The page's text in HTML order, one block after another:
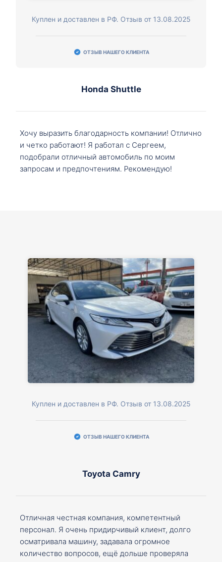
Куплен и доставлен в РФ. Отзыв от 13.08.2025
ОТЗЫВ НАШЕГО КЛИЕНТА
Honda Shuttle
Хочу выразить благодарность компании! Отлично
и четко работают! Я работал с Сергеем,
подобрали отличный автомобиль по моим
запросам и предпочтениям. Рекомендую!
Куплен и доставлен в РФ. Отзыв от 13.08.2025
ОТЗЫВ НАШЕГО КЛИЕНТА
Toyota Camry
Отличная честная компания, компетентный
персонал. Я очень придирчивый клиент, долго
осматривала машину, задавала огромное
количество вопросов, ещё дольше проверяла